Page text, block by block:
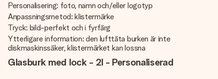
Personalisering: foto, namn och/eller logotyp
Anpassningsmetod: klistermärke
Tryck: bild-perfekt och i fyrfärg
Ytterligare information: den lufttäta burken är inte
diskmaskinssäker, klistermärket kan lossna
Glasburk med lock - 2l - Personaliserad